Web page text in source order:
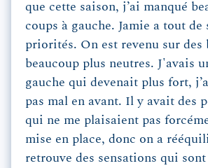
que cette saison, j’ai manqué
coups à gauche. Jamie a tout de
priorités. On est revenu sur des
beaucoup plus neutres. J'avais
gauche qui devenait plus fort,
pas mal en avant. Il y avait des
qui ne me plaisaient pas
mise en place, donc on a
retrouve des sensations qui